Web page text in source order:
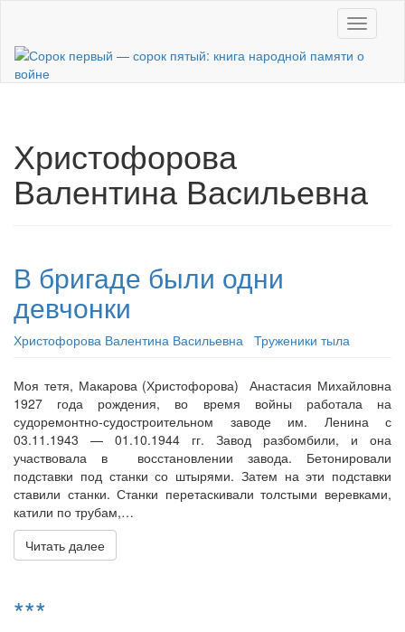
main
content
Toggle
Христофорова
Валентина Васильевна
В бригаде были одни
девчонки
Христофорова Валентина Васильевна Труженики тыла
Моя тетя, Макарова (Христофорова) Анастасия Михайловна
1927 года рождения, во время войны работала на
судоремонтно-судостроительном заводе им. Ленина с
03.11.1943 — 01.10.1944 гг. Завод разбомбили, и она
участвовала в восстановлении завода. Бетонировали
подставки под станки со штырями. Затем на эти подставки
ставили станки. Станки перетаскивали толстыми веревками,
катили по трубам,…
Читать далее
***